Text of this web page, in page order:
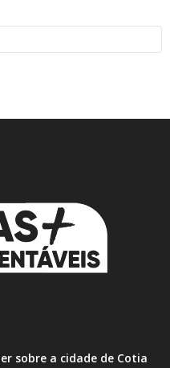
sobre a cidade de Cotia